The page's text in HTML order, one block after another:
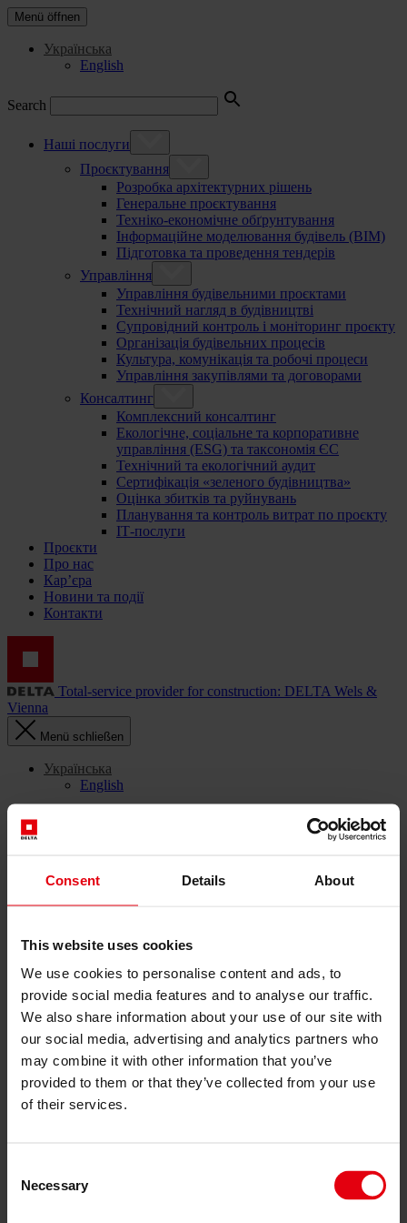
Consent Details About
This website uses cookies
We use cookies to personalise content and ads, to
provide social media features and to analyse our traffic.
We also share information about your use of our site with
our social media, advertising and analytics partners who
may combine it with other information that you’ve
provided to them or that they’ve collected from your use
of their services.
Selection
Necessary
Menü öffnen
Українська
English
Search
Наші послуги
Проєктування
Розробка архітектурних рішень
Генеральне проєктування
Техніко-економічне обґрунтування
Інформаційне моделювання будівель (BIM)
Підготовка та проведення тендерів
Управління
Управління будівельними проєктами
Технічний нагляд в будівництві
Супровідний контроль і моніторинг проєкту
Організація будівельних процесів
Культура, комунікація та робочі процеси
Управління закупівлями та договорами
Консалтинг
Комплексний консалтинг
Екологічне, соціальне та корпоративне
управління (ESG) та таксономія ЄС
Технічний та екологічний аудит
Сертифікація «зеленого будівництва»
Оцінка збитків та руйнувань
Планування та контроль витрат по проєкту
ІТ-послуги
Проєкти
Про нас
Кар’єра
Новини та події
Контакти
Total-service provider for construction: DELTA Wels &
Vienna
Menü schließen
Українська
English
Генеральне проєктування
Управління
Управління будівельними проєктами
Технічний нагляд в будівництві
Супровідний контроль і моніторинг проєкту
Організація будівельних процесів
Культура, комунікація та робочі процеси
Управління закупівлями та договорами
Консалтинг
Комплексний консалтинг
Екологічне, соціальне та корпоративне
Планування та контроль витрат по проєкту